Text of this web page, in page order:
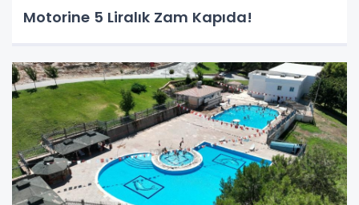
Motorine 5 Liralık Zam Kapıda!